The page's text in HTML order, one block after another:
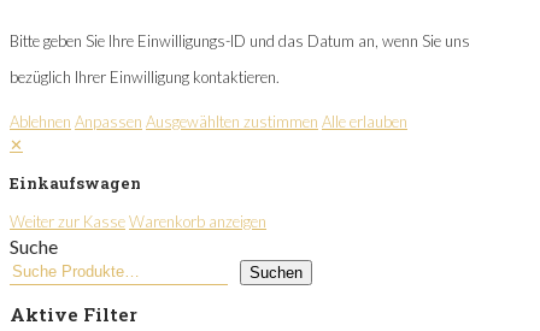
Bitte geben Sie Ihre Einwilligungs-ID und das Datum an, wenn Sie uns
bezüglich Ihrer Einwilligung kontaktieren.
Ablehnen Anpassen Ausgewählten zustimmen Alle erlauben
✕
Einkaufswagen
Weiter zur KasseWarenkorb anzeigen
Suche
Suchen
Aktive Filter